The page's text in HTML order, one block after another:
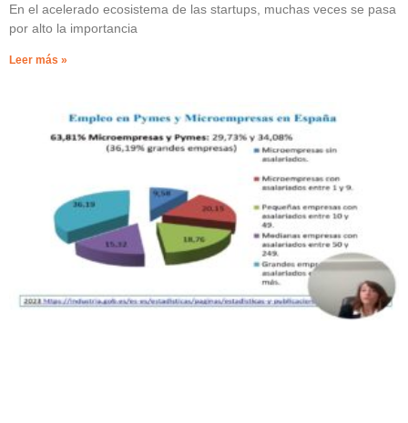
En el acelerado ecosistema de las startups, muchas veces se pasa
por alto la importancia
Leer más »